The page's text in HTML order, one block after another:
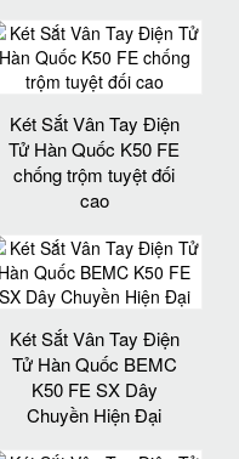
Két Sắt Vân Tay Điện
Tử Hàn Quốc K50 FE
chống trộm tuyệt đối
cao
Két Sắt Vân Tay Điện
Tử Hàn Quốc BEMC
K50 FE SX Dây
Chuyền Hiện Đại